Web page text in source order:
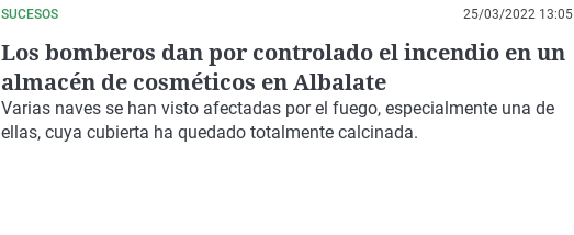
SUCESOS 25/03/2022 13:05
Los bomberos dan por controlado el incendio en un
almacén de cosméticos en Albalate
Varias naves se han visto afectadas por el fuego, especialmente una de
ellas, cuya cubierta ha quedado totalmente calcinada.